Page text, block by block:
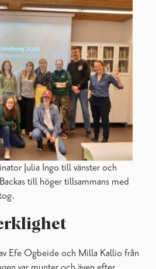
Julia Ingo till vänster och
till höger tillsammans med
Efe Ogbeide och Milla Kallio från